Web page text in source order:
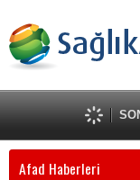
Afad Haberleri